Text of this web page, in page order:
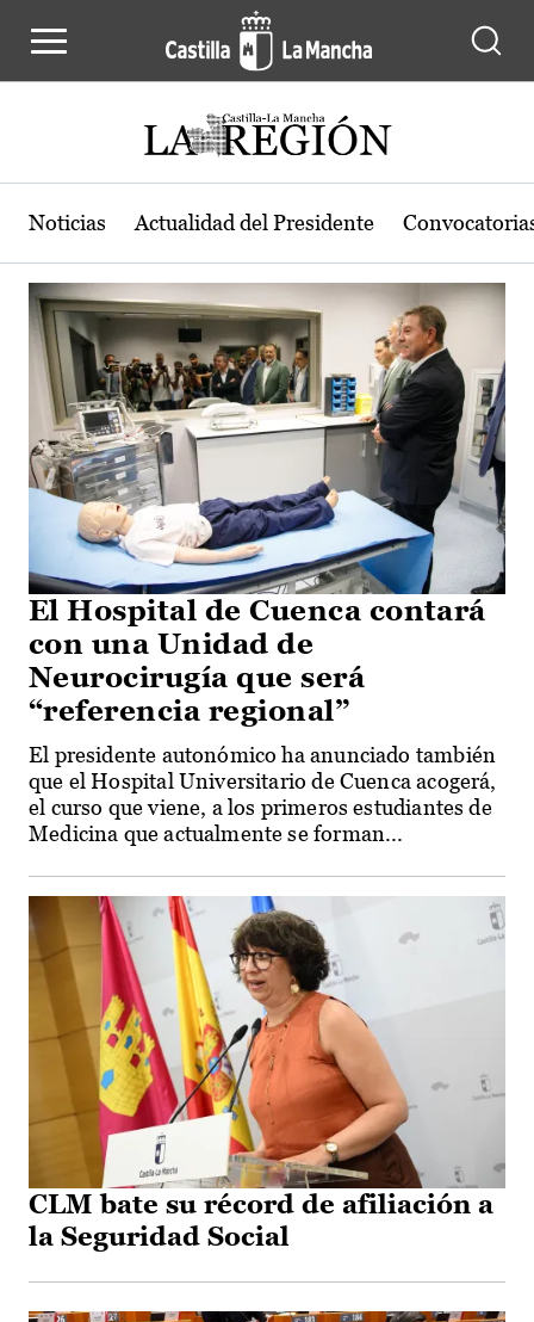
Actualidad de la región de Castilla-
Noticias Actualidad del Presidente
El Hospital de Cuenca contará
con una Unidad de
Neurocirugía que será
“referencia regional”
El presidente autonómico ha anunciado también
que el Hospital Universitario de Cuenca acogerá,
el curso que viene, a los primeros estudiantes de
Medicina que actualmente se forman...
CLM bate su récord de afiliación a
la Seguridad Social